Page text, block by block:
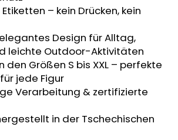
– kein Drücken, kein
Design für Alltag,
leichte Outdoor-Aktivitäten
den Größen S bis XXL – perfekte
jede Figur
Verarbeitung & zertifizierte
in der Tschechischen